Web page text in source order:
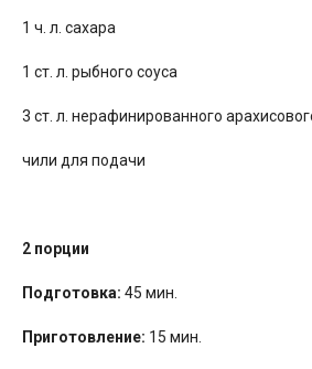
1 ч. л. сахара
1 ст. л. рыбного соуса
3 ст. л. нерафинированного
чили для подачи
2 порции
Подготовка: 45 мин.
Приготовление: 15 мин.